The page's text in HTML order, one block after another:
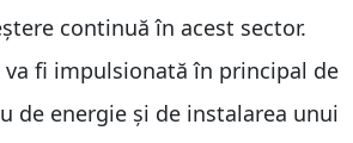
continuă în acest sector.
va fi impulsionată în principal de
de energie și de instalarea unui